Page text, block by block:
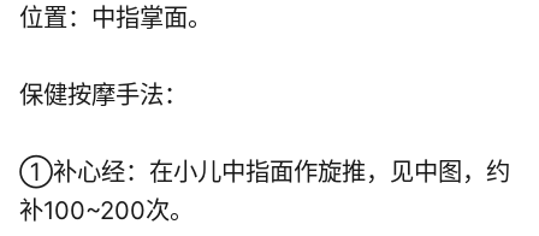
位置：中指掌面。
保健按摩手法：
①补心经：在小儿中指面作旋推，见中图，约
补100~200次。